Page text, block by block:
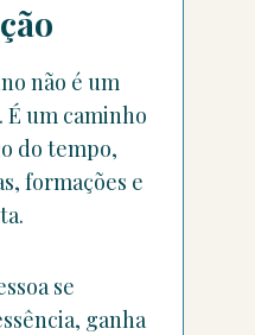
não é um
um caminho
do tempo,
formações e
se
ganha